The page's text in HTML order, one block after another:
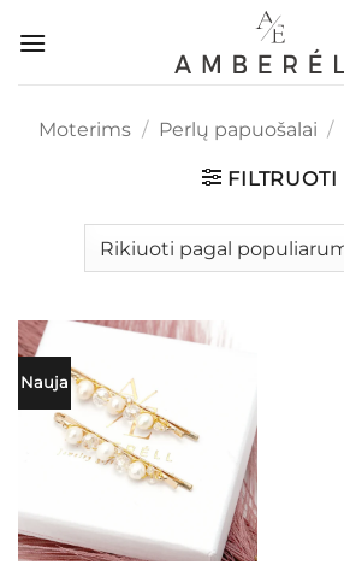
Moterims / Perlų papuošalai /
FILTRUOTI
Nauja